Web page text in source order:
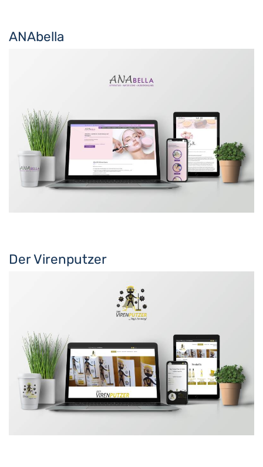
ANAbella
Der Virenputzer